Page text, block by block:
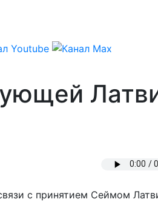
с принятием Сеймом